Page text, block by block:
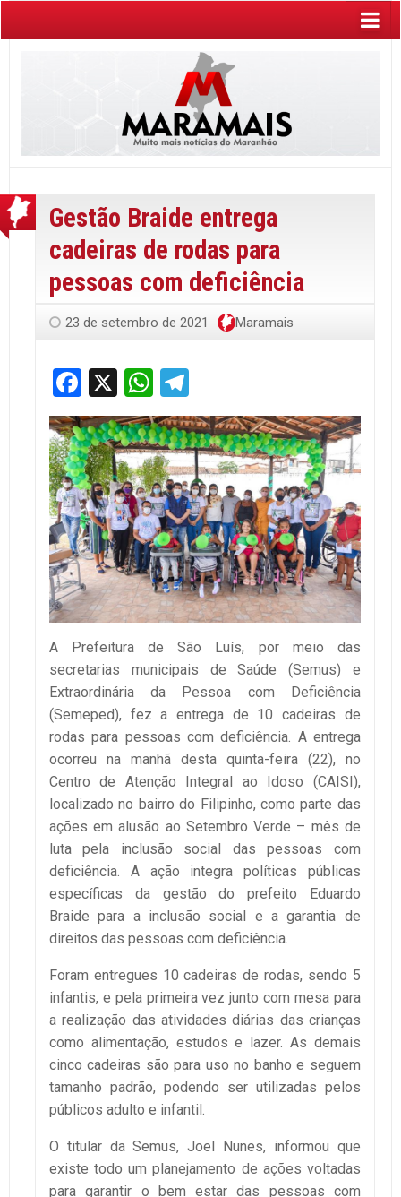
Gestão Braide entrega
cadeiras de rodas para
pessoas com deficiência
23 de setembro de 2021 Maramais
Facebook
X WhatsApp
A Prefeitura de São Luís, por meio das
secretarias municipais de Saúde (Semus) e
Extraordinária da Pessoa com Deficiência
(Semeped), fez a entrega de 10 cadeiras de
rodas para pessoas com deficiência. A entrega
ocorreu na manhã desta quinta-feira (22), no
Centro de Atenção Integral ao Idoso (CAISI),
localizado no bairro do Filipinho, como parte das
ações em alusão ao Setembro Verde – mês de
luta pela inclusão social das pessoas com
deficiência. A ação integra políticas públicas
específicas da gestão do prefeito Eduardo
Braide para a inclusão social e a garantia de
direitos das pessoas com deficiência.
Foram entregues 10 cadeiras de rodas, sendo 5
infantis, e pela primeira vez junto com mesa para
a realização das atividades diárias das crianças
como alimentação, estudos e lazer. As demais
cinco cadeiras são para uso no banho e seguem
tamanho padrão, podendo ser utilizadas pelos
públicos adulto e infantil.
O titular da Semus, Joel Nunes, informou que
existe todo um planejamento de ações voltadas
para garantir o bem estar das pessoas com